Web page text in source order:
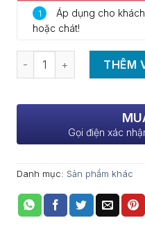
0937.370.786
1
Áp dụng cho
hoặc chát!
Số lượng THÊM
Gọi điện xác
Danh mục: Sản phẩm khác